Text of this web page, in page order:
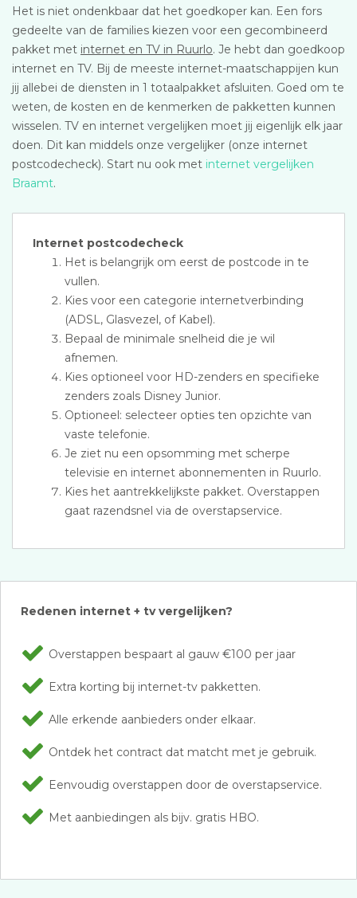
Het is niet ondenkbaar dat het goedkoper kan. Een fors
gedeelte van de families kiezen voor een gecombineerd
pakket met internet en TV in Ruurlo. Je hebt dan goedkoop
internet en TV. Bij de meeste internet-maatschappijen kun
jij allebei de diensten in 1 totaalpakket afsluiten. Goed om te
weten, de kosten en de kenmerken de pakketten kunnen
wisselen. TV en internet vergelijken moet jij eigenlijk elk jaar
doen. Dit kan middels onze vergelijker (onze internet
postcodecheck). Start nu ook met internet vergelijken
Braamt.
Internet postcodecheck
Het is belangrijk om eerst de postcode in te
vullen.
Kies voor een categorie internetverbinding
(ADSL, Glasvezel, of Kabel).
Bepaal de minimale snelheid die je wil
afnemen.
Kies optioneel voor HD-zenders en specifieke
zenders zoals Disney Junior.
Optioneel: selecteer opties ten opzichte van
vaste telefonie.
Je ziet nu een opsomming met scherpe
televisie en internet abonnementen in Ruurlo.
Kies het aantrekkelijkste pakket. Overstappen
gaat razendsnel via de overstapservice.
Redenen internet + tv vergelijken?
Overstappen bespaart al gauw €100 per jaar
Extra korting bij internet-tv pakketten.
Alle erkende aanbieders onder elkaar.
Ontdek het contract dat matcht met je gebruik.
Eenvoudig overstappen door de overstapservice.
Met aanbiedingen als bijv. gratis HBO.